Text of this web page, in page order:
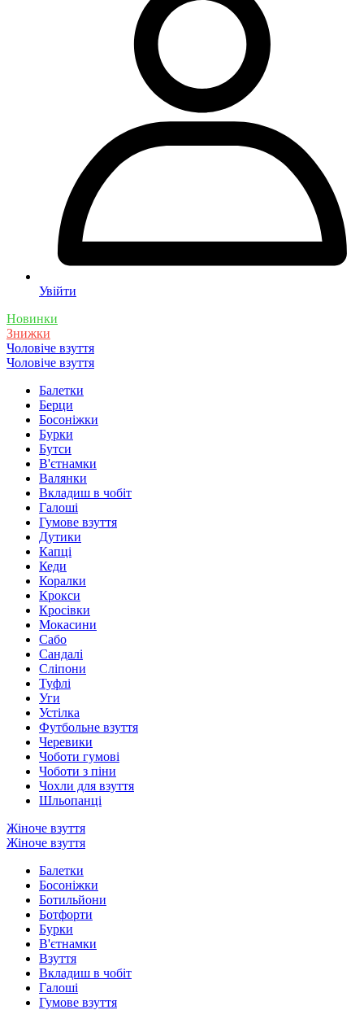
Увійти
Новинки
Знижки
Чоловіче взуття
Чоловіче взуття
Балетки
Берци
Босоніжки
Бурки
Бутси
В'єтнамки
Валянки
Вкладиш в чобіт
Галоші
Гумове взуття
Дутики
Капці
Кеди
Коралки
Крокси
Кросівки
Мокасини
Сабо
Сандалі
Сліпони
Туфлі
Уги
Устілка
Футбольне взуття
Черевики
Чоботи гумові
Чоботи з піни
Чохли для взуття
Шльопанці
Жіноче взуття
Жіноче взуття
Балетки
Босоніжки
Ботильйони
Ботфорти
Бурки
В'єтнамки
Взуття
Вкладиш в чобіт
Галоші
Гумове взуття